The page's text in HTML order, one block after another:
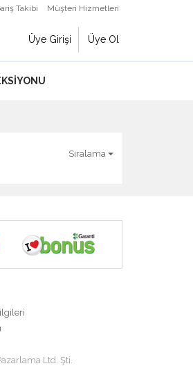
Takibi Müşteri Hizmetleri
Üye Girişi Üye Ol
Sıralama
Ltd. Şti.